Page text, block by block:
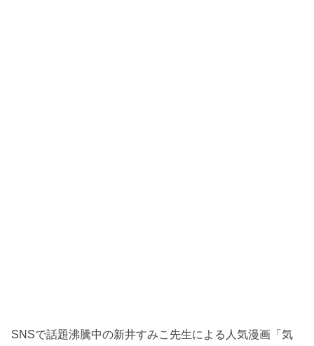
SNSで話題沸騰中の新井すみこ先生による人気漫画「気